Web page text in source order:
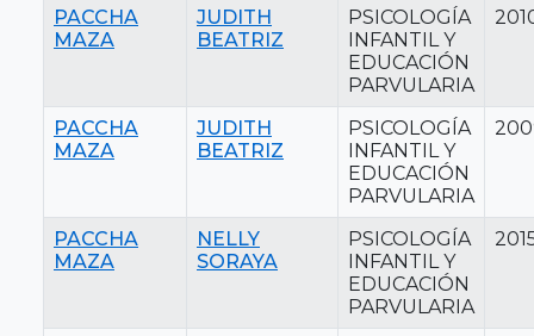
PACCHA
MAZA
JUDITH
BEATRIZ
PSICOLOGÍA
INFANTIL Y
EDUCACIÓN
PARVULARIA
PACCHA
MAZA
JUDITH
BEATRIZ
PSICOLOGÍA
INFANTIL Y
EDUCACIÓN
PARVULARIA
PACCHA
MAZA
NELLY
SORAYA
PSICOLOGÍA
INFANTIL Y
EDUCACIÓN
PARVULARIA